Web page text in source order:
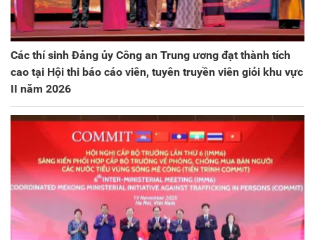
Các thí sinh Đảng ủy Công an Trung ương đạt thành tích
cao tại Hội thi báo cáo viên, tuyên truyền viên giỏi khu vực
II năm 2026